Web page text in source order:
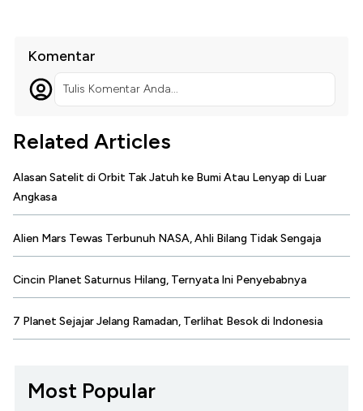
Komentar
Tulis Komentar Anda...
Related Articles
Alasan Satelit di Orbit Tak Jatuh ke Bumi Atau Lenyap di Luar
Angkasa
Alien Mars Tewas Terbunuh NASA, Ahli Bilang Tidak Sengaja
Cincin Planet Saturnus Hilang, Ternyata Ini Penyebabnya
7 Planet Sejajar Jelang Ramadan, Terlihat Besok di Indonesia
Most Popular